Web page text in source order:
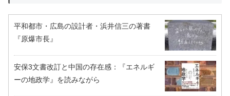
平和都市・広島の設計者・浜井信三の著書
『原爆市長』
安保3文書改訂と中国の存在感：『エネルギ
ーの地政学』を読みながら